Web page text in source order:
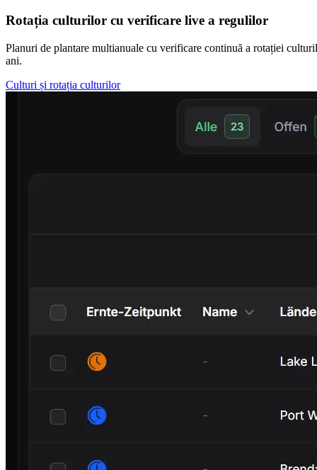
Rotația culturilor cu verificare live a regulilor
Planuri de plantare multianuale cu verificare continuă a rotației
ani.
Culturi și rotația culturilor